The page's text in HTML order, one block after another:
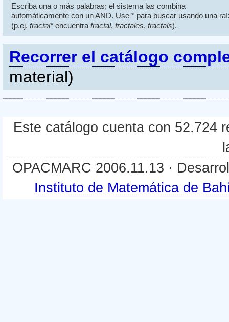
Escriba una o más palabras; el sistema las combina
automáticamente con un AND. Use * para buscar usando una
(p.ej. fractal*encuentra fractal, fractales, fractals).
Recorrer el catálogo
material)
Este catálogo cuenta con 52.724
OPACMARC 2006.11.13 ·
Instituto de Matemática de